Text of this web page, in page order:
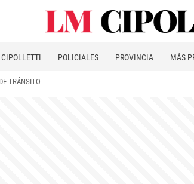
CIPOLLETTI POLICIALES PROVINCIA MÁS
TRÁNSITO